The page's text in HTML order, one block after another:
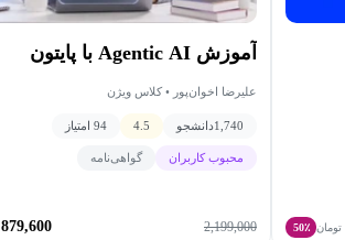
تومان 50٪
آموزش Agentic AI با پایتون
علیرضا اخوان‌پور • کلاس ویژن
1,740دانشجو 4.5 94 امتیاز
محبوب کاربران گواهی‌نامه
2,199,000
879,600